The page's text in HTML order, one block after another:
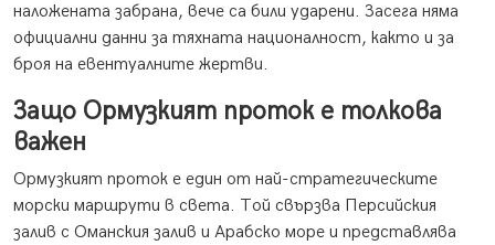
наложената забрана, вече са били ударени. Засега няма
официални данни за тяхната националност, както и за
броя на евентуалните жертви.
Защо Ормузкият проток е толкова
важен
Ормузкият проток е един от най-стратегическите
морски маршрути в света. Той свързва Персийския
залив с Оманския залив и Арабско море и представлява